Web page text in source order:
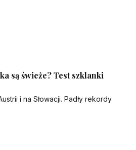
są świeże? Test szklanki